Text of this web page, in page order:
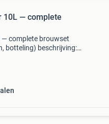
10L — complete
— complete brouwset
botteling) beschrijving: